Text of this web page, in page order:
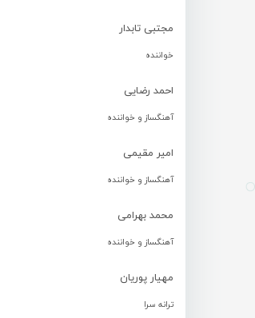
مجتبی تابدار
خواننده
احمد رضایی
آهنگساز و خواننده
امیر مقیمی
آهنگساز و خواننده
محمد بهرامی
آهنگساز و خواننده
مهیار پوریان
ترانه سرا